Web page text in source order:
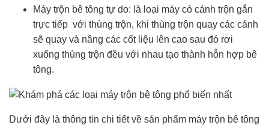
Máy trộn bê tông tự do: là loại máy có cánh trộn gắn
trực tiếp với thùng trộn, khi thùng trộn quay các cánh
sẽ quay và nâng các cốt liệu lên cao sau đó rơi
xuống thùng trộn đều với nhau tạo thành hỗn hợp bê
tông.
Dưới đây là thông tin chi tiết về sản phẩm máy trộn bê tông